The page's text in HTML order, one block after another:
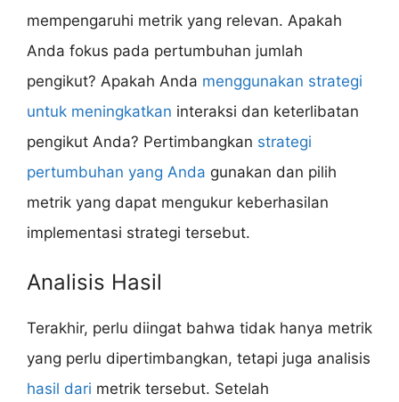
mempengaruhi metrik yang relevan. Apakah
Anda fokus pada pertumbuhan jumlah
pengikut? Apakah Anda menggunakan strategi
untuk meningkatkan interaksi dan keterlibatan
pengikut Anda? Pertimbangkan strategi
pertumbuhan yang Anda gunakan dan pilih
metrik yang dapat mengukur keberhasilan
implementasi strategi tersebut.
Analisis Hasil
Terakhir, perlu diingat bahwa tidak hanya metrik
yang perlu dipertimbangkan, tetapi juga analisis
hasil dari metrik tersebut. Setelah